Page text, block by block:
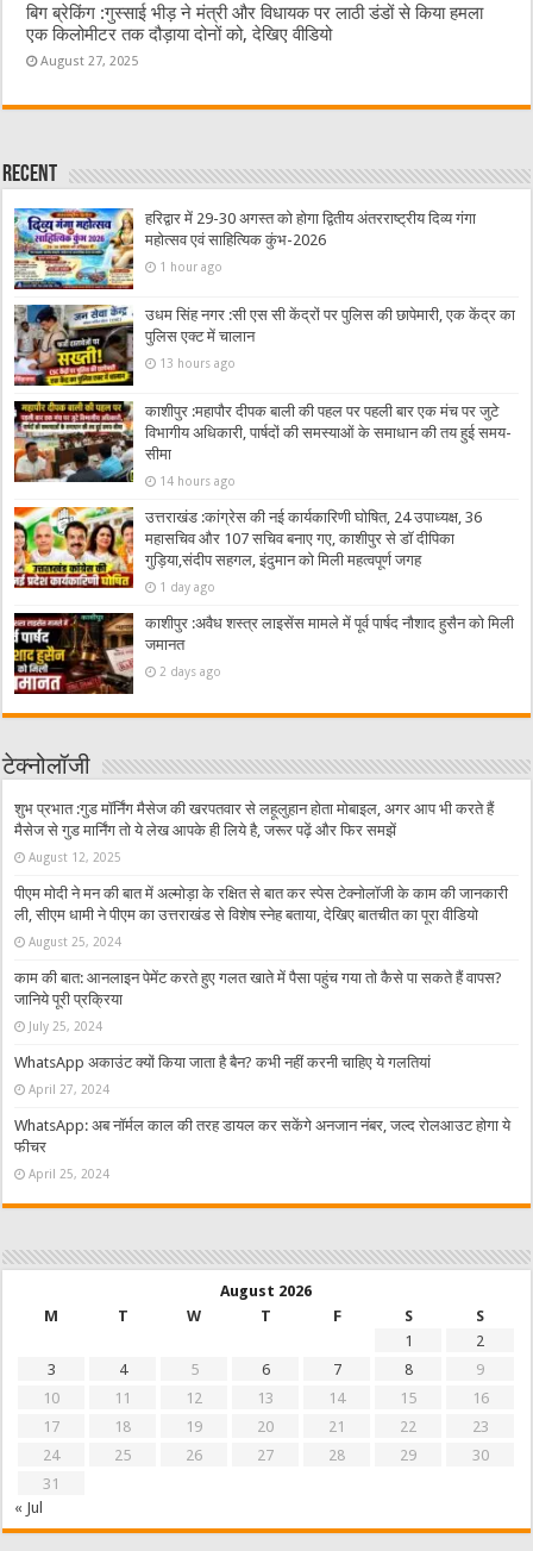
बिग ब्रेकिंग :गुस्साई भीड़ ने मंत्री और विधायक पर लाठी डंडों से किया हमला
एक किलोमीटर तक दौड़ाया दोनों को, देखिए वीडियो
August 27, 2025
Recent
हरिद्वार में 29-30 अगस्त को होगा द्वितीय अंतरराष्ट्रीय दिव्य गंगा
महोत्सव एवं साहित्यिक कुंभ-2026
1 hour ago
उधम सिंह नगर :सी एस सी केंद्रों पर पुलिस की छापेमारी, एक केंद्र का
पुलिस एक्ट में चालान
13 hours ago
काशीपुर :महापौर दीपक बाली की पहल पर पहली बार एक मंच पर जुटे
विभागीय अधिकारी, पार्षदों की समस्याओं के समाधान की तय हुई समय-
सीमा
14 hours ago
उत्तराखंड :कांग्रेस की नई कार्यकारिणी घोषित, 24 उपाध्यक्ष, 36
महासचिव और 107 सचिव बनाए गए, काशीपुर से डॉ दीपिका
गुड़िया,संदीप सहगल, इंदुमान को मिली महत्वपूर्ण जगह
1 day ago
काशीपुर :अवैध शस्त्र लाइसेंस मामले में पूर्व पार्षद नौशाद हुसैन को मिली
जमानत
2 days ago
टेक्नोलॉजी
शुभ प्रभात :गुड मॉर्निंग मैसेज की खरपतवार से लहूलुहान होता मोबाइल, अगर आप भी करते हैं
मैसेज से गुड मार्निंग तो ये लेख आपके ही लिये है, जरूर पढ़ें और फिर समझें
August 12, 2025
पीएम मोदी ने मन की बात में अल्मोड़ा के रक्षित से बात कर स्पेस टेक्नोलॉजी के काम की जानकारी
ली, सीएम धामी ने पीएम का उत्तराखंड से विशेष स्नेह बताया, देखिए बातचीत का पूरा वीडियो
August 25, 2024
काम की बात: आनलाइन पेमेंट करते हुए गलत खाते में पैसा पहुंच गया तो कैसे पा सकते हैं वापस?
जानिये पूरी प्रक्रिया
July 25, 2024
WhatsApp अकाउंट क्यों किया जाता है बैन? कभी नहीं करनी चाहिए ये गलतियां
April 27, 2024
WhatsApp: अब नॉर्मल काल की तरह डायल कर सकेंगे अनजान नंबर, जल्द रोलआउट होगा ये
फीचर
April 25, 2024
August 2026
M
T W T F S
S
1
2
3
4 5 6 7 8
9
10
11 12 13 14 15
16
17
18 19 20 21 22
23
24
25 26 27 28 29
30
31
« Jul